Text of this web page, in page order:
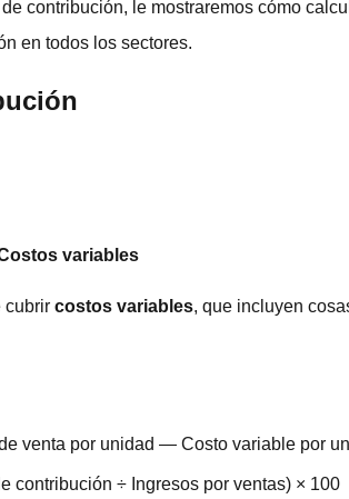
contribución, le mostraremos cómo
en todos los sectores.
variables
cubrir costos variables, que incluyen
venta por unidad — Costo variable por
contribución ÷ Ingresos por ventas) × 100